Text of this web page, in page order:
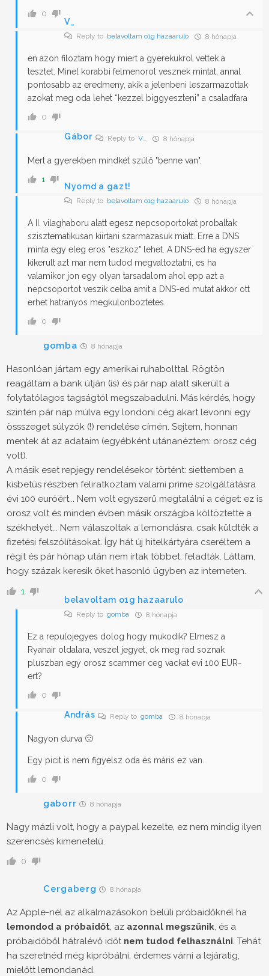
0
V_
Reply to belavoltam o1g hazaarulo 8 hónapja
en azon filoztam hogy miert a gyerekukrol vettek a
tesztet. Minel korabbi felmenorol vesznek mintat, annal
pontosabb az eredmeny, akik a jelenbeni leszarmazottak
azokat meg oda lehet “kezzel biggyeszteni” a csaladfara
0
Gábor Reply to V_ 8 hónapja
Mert a gyerekben mindkét szülő "benne van".
1
Nyomd a gazt!
Reply to belavoltam o1g hazaarulo 8 hónapja
A II. vilaghaboru alatt egesz nepcsoportokat probaltak
szisztematikusan kiirtani szarmazasuk miatt. Erre a DNS
minta egy eleg eros "eszkoz" lehet. A DNS-ed ha egyszer
kikerult azt mar nem tudod megvaltoztatni, es ha
valamikor jon egy olyan tarsadalom ahol epp azt a
nepcsoportot veszik celba amit a DNS-ed mutat akkor ott
erhet hatranyos megkulonboztetes.
0
gomba 8 hónapja
Hasonlóan jártam egy amerikai ruhabolttal. Rögtön
reagáltam a bank útján (is) és pár nap alatt sikerült a
folytatólagos tagságtól megszabadulni. Más kérdés, hogy
szintén pár nap múlva egy londoni cég akart levonni egy
össszeget súlyzók (!) rendelése címén. Sejtem, honnan
mentek át az adataim (egyébként utánanéztem: orosz cég
volt).
A másik eset repjegy rendelésekor történt: siettemben a
kisbetűs részben feliratkoztam valami prime szolgáltatásra
évi 100 euróért... Nem volt egyszerű megtalálni a céget: ez is
orosz volt és minden évben másik országba költöztette a
székhelyét... Nem válaszoltak a lemondásra, csak küldték a
fizetési felszólításokat. Így hát új hitelkártyára cseréltem a
régit és pár hónap után nem írtak többet, feladták. Láttam,
hogy százak keresik őket hasonló ügyben az interneten.
1
belavoltam o1g hazaarulo
Reply to gomba 8 hónapja
Ez a repulojegyes dolog hogy mukodik? Elmesz a
Ryanair oldalara, veszel jegyet, ok meg rad soznak
pluszban egy orosz scammer ceg vackat evi 100 EUR-
ert?
0
András Reply togomba 8 hónapja
Nagyon durva 🙁
Egy picit is nem figyelsz oda és máris ez van.
0
gaborr 8 hónapja
Nagy mázli volt, hogy a paypal kezelte, ez nem mindig ilyen
szerencsés kimenetelű.
0
Cergaberg 8 hónapja
Az Apple-nél az alkalmazásokon belüli próbaidőknél ha
lemondod a próbaidőt, az azonnal megszűnik, és a
próbaidőből hátralévő időt nem tudod felhasználni. Tehát
ha szeretnéd még kipróbálni, érdemes várni a lejáratig,
mielőtt lemondanád.